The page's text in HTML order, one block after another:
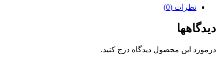
نظرات (0)
دیدگاهها
درمورد این محصول دیدگاه درج کنید.